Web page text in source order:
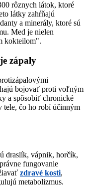
rôznych látok, ktoré
látky zahŕňajú
a minerály, ktoré sú
Med je nielen
kokteilom".
zápaly
bojovať proti voľným
a spôsobiť chronické
tele, čo ho robí účinným
draslík, vápnik, horčík,
fungovanie
zdravé kosti,
metabolizmus.